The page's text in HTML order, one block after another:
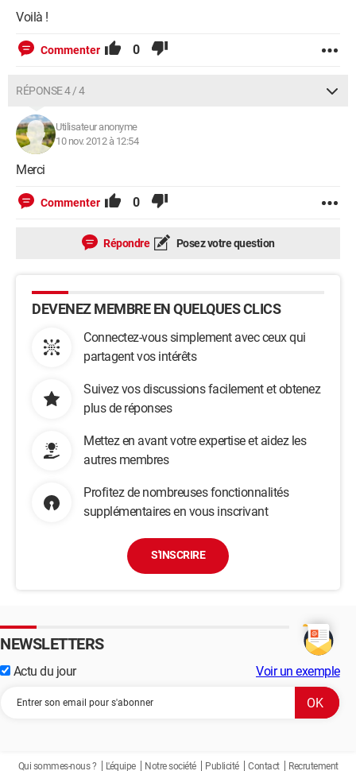
Voilà !
Commenter 0
RÉPONSE 4 / 4
Utilisateur anonyme
10 nov. 2012 à 12:54
Merci
Commenter 0
Répondre Posez votre question
DEVENEZ MEMBRE EN QUELQUES CLICS
Connectez-vous simplement avec ceux qui
partagent vos intérêts
Suivez vos discussions facilement et obtenez
plus de réponses
Mettez en avant votre expertise et aidez les
autres membres
Profitez de nombreuses fonctionnalités
supplémentaires en vous inscrivant
S'INSCRIRE
NEWSLETTERS
Actu du jour Voir un exemple
Qui sommes-nous ? L'équipe Notre société Publicité Contact Recrutement